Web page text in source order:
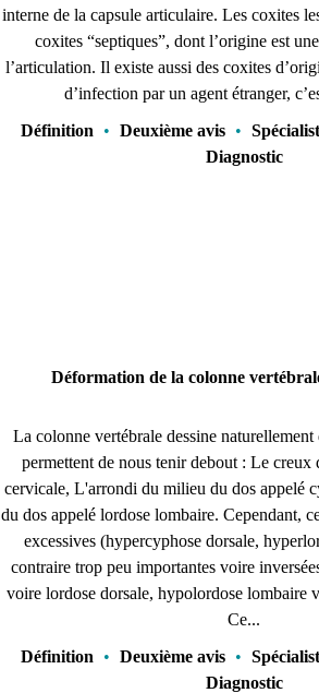
interne de la capsule articulaire. Les coxites
coxites “septiques”, dont l’origine est
l’articulation. Il existe aussi des coxites
d’infection par un agent étranger,
Définition
• Deuxième avis •
Diagnostic
Déformation de la colonne
La colonne vertébrale dessine
permettent de nous tenir debout : Le creux
cervicale, L'arrondi du milieu du dos appelé
du dos appelé lordose lombaire. Cependant,
excessives (hypercyphose dorsale,
contraire trop peu importantes voire
voire lordose dorsale, hypolordose lombaire
Ce...
Définition
• Deuxième avis •
Diagnostic